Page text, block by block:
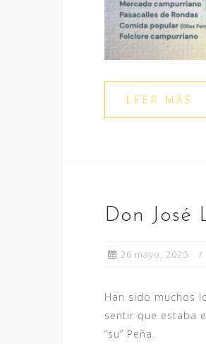
LEER MÁS
Don José
26 mayo, 2025
Han sido muchos
sentir que estaba
“su” Peña.